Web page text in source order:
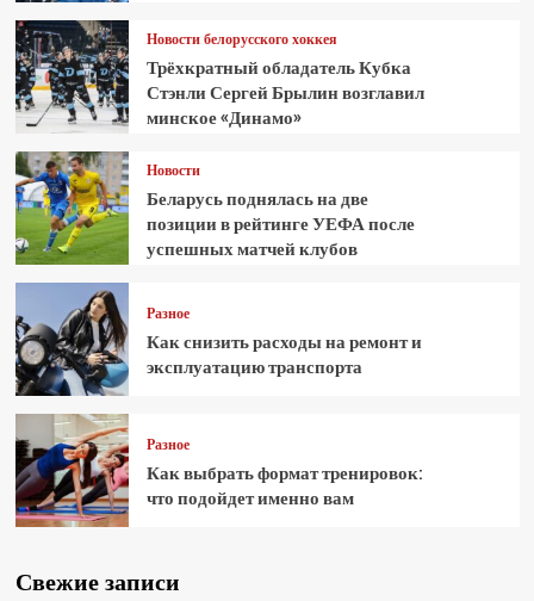
Новости белорусского хоккея
Трёхкратный обладатель Кубка
Стэнли Сергей Брылин возглавил
минское «Динамо»
Новости
Беларусь поднялась на две
позиции в рейтинге УЕФА после
успешных матчей клубов
Разное
Как снизить расходы на ремонт и
эксплуатацию транспорта
Разное
Как выбрать формат тренировок:
что подойдет именно вам
Свежие записи